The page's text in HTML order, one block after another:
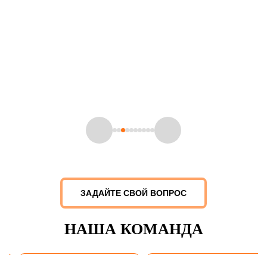
ЗАДАЙТЕ СВОЙ ВОПРОС
НАША КОМАНДА